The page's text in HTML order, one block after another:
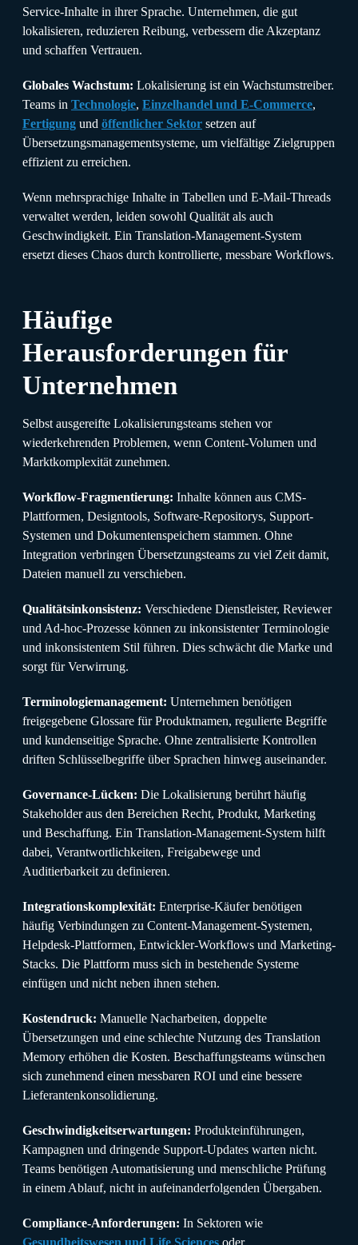
Service-Inhalte in ihrer Sprache. Unternehmen, die gut
lokalisieren, reduzieren Reibung, verbessern die Akzeptanz
und schaffen Vertrauen.
Globales Wachstum: Lokalisierung ist ein Wachstumstreiber.
Teams in Technologie, Einzelhandel und E-Commerce,
Fertigung und öffentlicher Sektor setzen auf
Übersetzungsmanagementsysteme, um vielfältige Zielgruppen
effizient zu erreichen.
Wenn mehrsprachige Inhalte in Tabellen und E-Mail-Threads
verwaltet werden, leiden sowohl Qualität als auch
Geschwindigkeit. Ein Translation-Management-System
ersetzt dieses Chaos durch kontrollierte, messbare Workflows.
Häufige
Herausforderungen für
Unternehmen
Selbst ausgereifte Lokalisierungsteams stehen vor
wiederkehrenden Problemen, wenn Content-Volumen und
Marktkomplexität zunehmen.
Workflow-Fragmentierung: Inhalte können aus CMS-
Plattformen, Designtools, Software-Repositorys, Support-
Systemen und Dokumentenspeichern stammen. Ohne
Integration verbringen Übersetzungsteams zu viel Zeit damit,
Dateien manuell zu verschieben.
Qualitätsinkonsistenz: Verschiedene Dienstleister, Reviewer
und Ad-hoc-Prozesse können zu inkonsistenter Terminologie
und inkonsistentem Stil führen. Dies schwächt die Marke und
sorgt für Verwirrung.
Terminologiemanagement: Unternehmen benötigen
freigegebene Glossare für Produktnamen, regulierte Begriffe
und kundenseitige Sprache. Ohne zentralisierte Kontrollen
driften Schlüsselbegriffe über Sprachen hinweg auseinander.
Governance-Lücken: Die Lokalisierung berührt häufig
Stakeholder aus den Bereichen Recht, Produkt, Marketing
und Beschaffung. Ein Translation-Management-System hilft
dabei, Verantwortlichkeiten, Freigabewege und
Auditierbarkeit zu definieren.
Integrationskomplexität: Enterprise-Käufer benötigen
häufig Verbindungen zu Content-Management-Systemen,
Helpdesk-Plattformen, Entwickler-Workflows und Marketing-
Stacks. Die Plattform muss sich in bestehende Systeme
einfügen und nicht neben ihnen stehen.
Kostendruck: Manuelle Nacharbeiten, doppelte
Übersetzungen und eine schlechte Nutzung des Translation
Memory erhöhen die Kosten. Beschaffungsteams wünschen
sich zunehmend einen messbaren ROI und eine bessere
Lieferantenkonsolidierung.
Geschwindigkeitserwartungen: Produkteinführungen,
Kampagnen und dringende Support-Updates warten nicht.
Teams benötigen Automatisierung und menschliche Prüfung
in einem Ablauf, nicht in aufeinanderfolgenden Übergaben.
Compliance-Anforderungen: In Sektoren wie
Gesundheitswesen und Life Sciences oder